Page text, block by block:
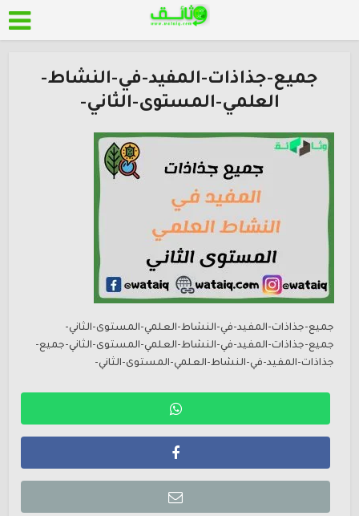
جميع-جذاذات-المفيد-في-النشاط-
العلمي-المستوى-الثاني-
جميع-جذاذات-المفيد-في-النشاط-العلمي-المستوى-الثاني-
جميع-جذاذات-المفيد-في-النشاط-العلمي-المستوى-الثاني-جميع-
جذاذات-المفيد-في-النشاط-العلمي-المستوى-الثاني-